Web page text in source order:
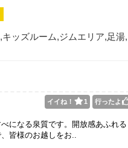
ッズルーム,ジムエリア,足湯,
イイね！ 1 行ったよ
になる泉質です。開放感あふれる
皆様のお越しをお..